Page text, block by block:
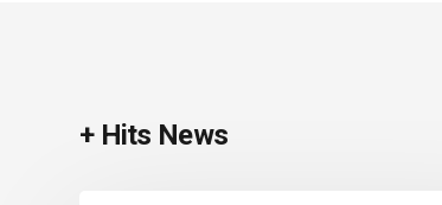
+ Hits News